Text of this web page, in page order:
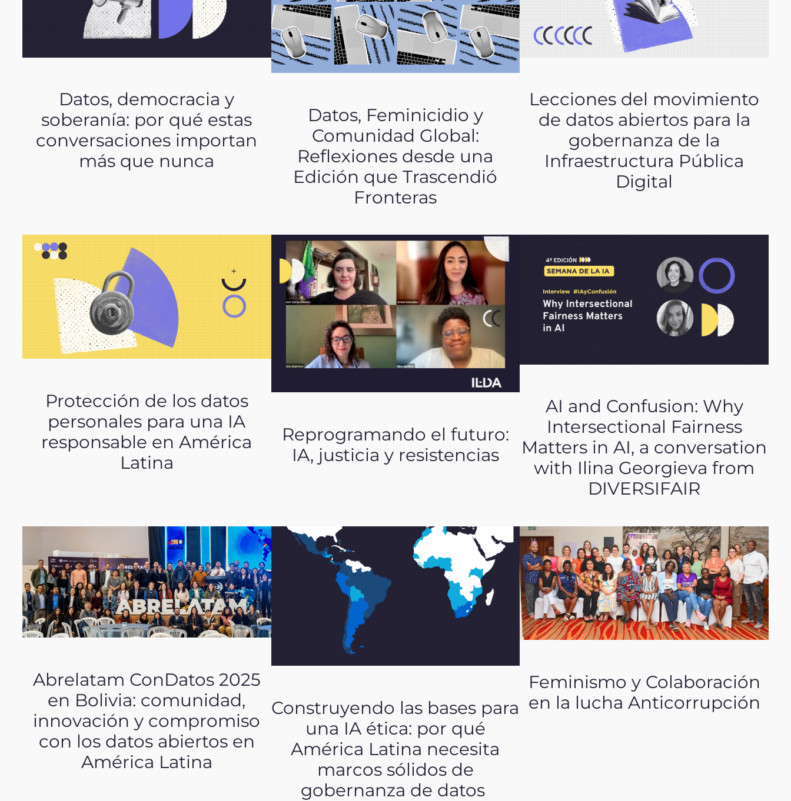
Datos, democracia y
soberanía: por qué estas
conversaciones importan
más que nunca
Datos, Feminicidio y
Comunidad Global:
Reflexiones desde una
Edición que Trascendió
Fronteras
Lecciones del movimiento
de datos abiertos para la
gobernanza de la
Infraestructura Pública
Digital
Protección de los datos
personales para una IA
responsable en América
Latina
Reprogramando el futuro:
IA, justicia y resistencias
AI and Confusion: Why
Intersectional Fairness
Matters in AI, a conversation
with Ilina Georgieva from
DIVERSIFAIR
Abrelatam ConDatos 2025
en Bolivia: comunidad,
innovación y compromiso
con los datos abiertos en
América Latina
Construyendo las bases para
una IA ética: por qué
América Latina necesita
marcos sólidos de
gobernanza de datos
Feminismo y Colaboración
en la lucha Anticorrupción